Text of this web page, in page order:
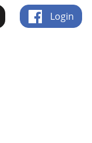
Login